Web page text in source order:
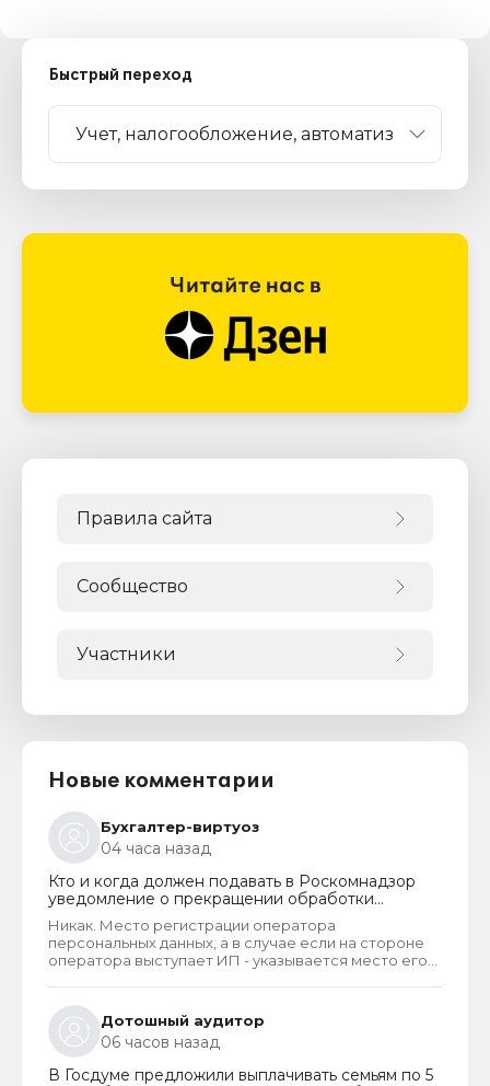
Быстрый переход
Правила сайта
Сообщество
Участники
Новые комментарии
Бухгалтер-виртуоз
04 часа назад
Кто и когда должен подавать в Роскомнадзор
уведомление о прекращении обработки
персональных данных
Никак. Место регистрации оператора
персональных данных, а в случае если на стороне
оператора выступает ИП - указывается место его
информация подлежит обязательному
размещению в реестре наряду со всеми прочими
сведениями. Делается это для того, чтобы у
субъектов ПД имелась возможность в случае
Дотошный аудитор
06 часов назад
В Госдуме предложили выплачивать семьям по 5